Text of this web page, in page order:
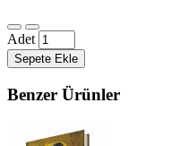
Adet
Sepete Ekle
Benzer Ürünler